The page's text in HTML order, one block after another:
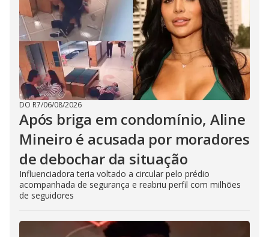
DO R7/06/08/2026
Após briga em condomínio, Aline
Mineiro é acusada por moradores
de debochar da situação
Influenciadora teria voltado a circular pelo prédio
acompanhada de segurança e reabriu perfil com milhões
de seguidores